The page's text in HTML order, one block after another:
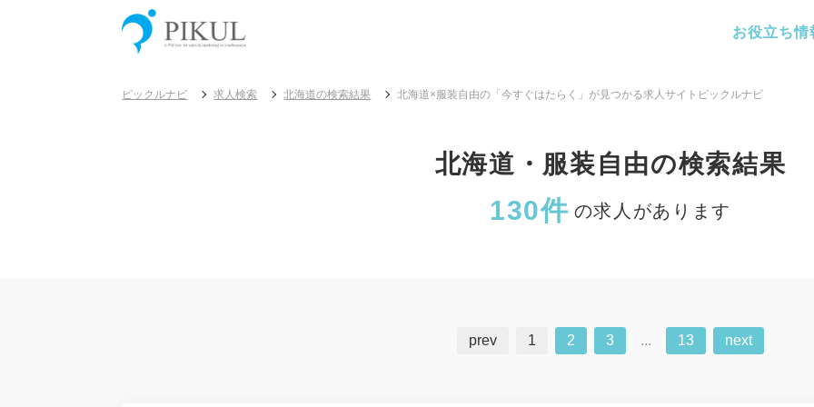
お役立ち情
ピックルナビ 求人検索 北海道の検索結果 北海道×服装自由の「今すぐはたらく」が見つかる求人サイトピックルナビ
北海道・服装自由の検索結果
130件 の求人があります
prev 1 2 3 ... 13 next